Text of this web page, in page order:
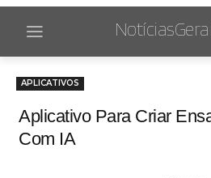
APLICATIVOS
Aplicativo Para Criar
Com IA